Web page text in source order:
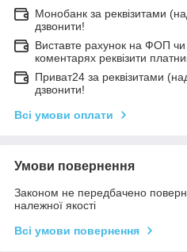
Монобанк за реквізитами
дзвонити!
Виставте рахунок на ФОП чи
коментарях реквізити
Приват24 за реквізитами
дзвонити!
Всі умови оплати
Умови повернення
Законом не передбачено
належної якості
Всі умови повернення